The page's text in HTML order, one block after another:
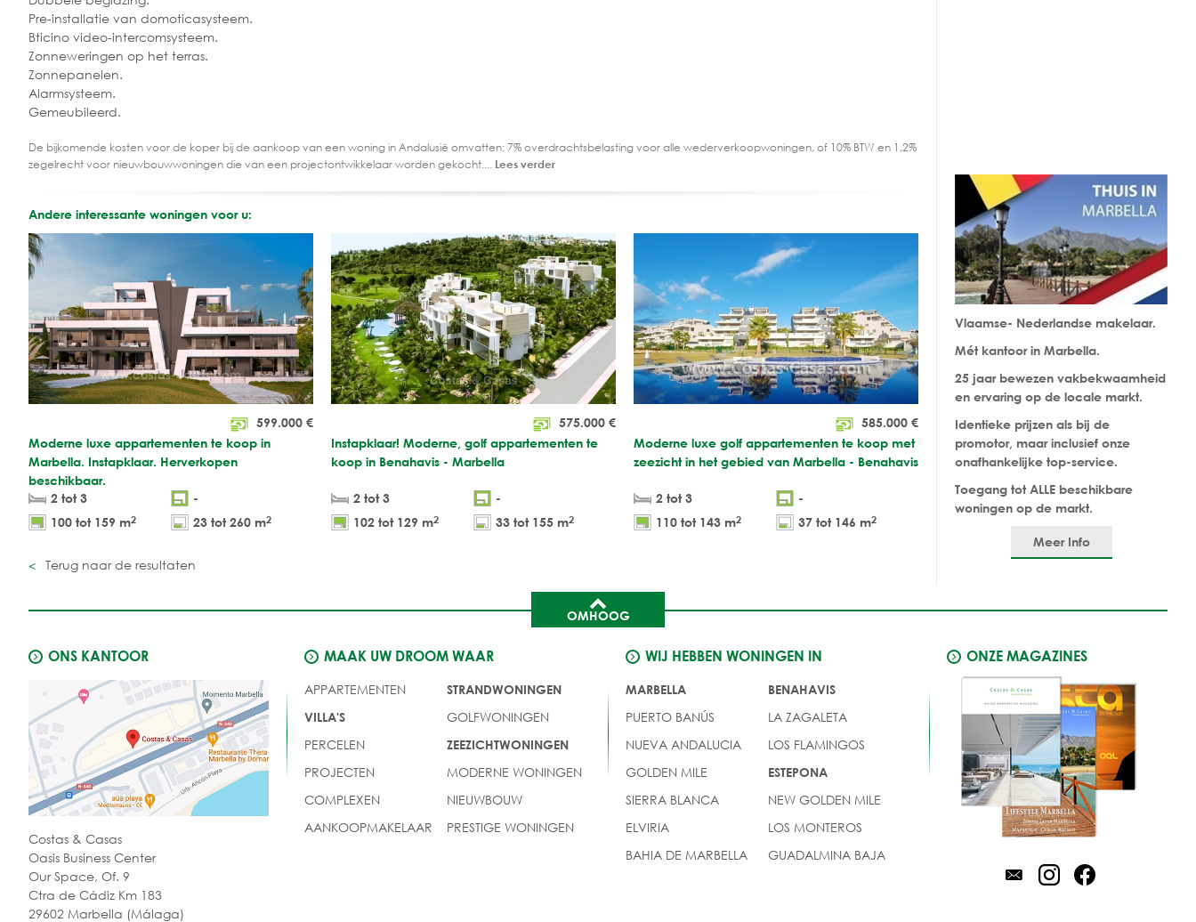
Pre-installatie van domoticasysteem.
Bticino video-intercomsysteem.
Zonneweringen op het terras.
Zonnepanelen.
Alarmsysteem.
Gemeubileerd.
De bijkomende kosten voor de koper bij de aankoop van een woning in Andalusië omvatten: 7% overdrachtsbelasting voor alle wederverkoopwoningen, of 10% BTW en 1,2%
zegelrecht voor nieuwbouwwoningen die van een projectontwikkelaar worden gekocht.... Lees verder
Vlaamse- Nederlandse makelaar.
Mét kantoor in Marbella.
25 jaar bewezen vakbekwaamheid
en ervaring op de locale markt.
Identieke prijzen als bij de
promotor, maar inclusief onze
onafhankelijke top-service.
Toegang tot ALLE beschikbare
woningen op de markt.
Meer Info
Andere interessante woningen voor u:
599.000 €
Moderne luxe appartementen te koop in
Marbella. Instapklaar. Herverkopen
beschikbaar.
2 tot 3
-
100 tot 159 m2 23 tot 260 m2
575.000 €
Instapklaar! Moderne, golf appartementen te
koop in Benahavis - Marbella
2 tot 3
-
102 tot 129 m2 33 tot 155 m2
585.000 €
Moderne luxe golf appartementen te koop met
zeezicht in het gebied van Marbella - Benahavis
2 tot 3
-
110 tot 143 m2 37 tot 146 m2
Terug naar de resultaten
OMHOOG
ONS KANTOOR
Costas & Casas
Oasis Business Center
Our Space, Of. 9
Ctra de Cádiz Km 183
29602 Marbella (Málaga)
MAAK UW DROOM WAAR
APPARTEMENTEN
VILLA'S
PERCELEN
PROJECTEN
COMPLEXEN
AANKOOPMAKELAAR
STRANDWONINGEN
GOLFWONINGEN
ZEEZICHTWONINGEN
MODERNE WONINGEN
NIEUWBOUW
PRESTIGE WONINGEN
WIJ HEBBEN WONINGEN IN
MARBELLA
PUERTO BANÚS
NUEVA ANDALUCIA
GOLDEN MILE
SIERRA BLANCA
ELVIRIA
BAHIA DE MARBELLA
BENAHAVIS
LA ZAGALETA
LOS FLAMINGOS
ESTEPONA
NEW GOLDEN MILE
LOS MONTEROS
GUADALMINA BAJA
ONZE MAGAZINES